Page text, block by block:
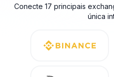
Conecte 17 principais
única